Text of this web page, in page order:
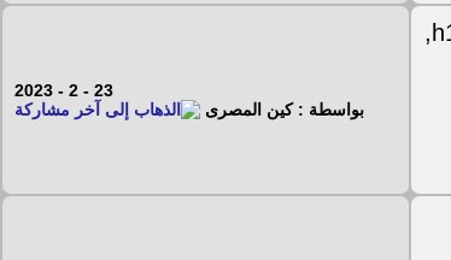
23 - 2 - 2023
بواسطة : كين المصرى